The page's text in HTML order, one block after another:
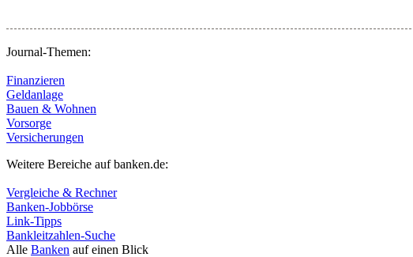
Journal-Themen:
Finanzieren
Geldanlage
Bauen & Wohnen
Vorsorge
Versicherungen
Weitere Bereiche auf banken.de:
Vergleiche & Rechner
Banken-Jobbörse
Link-Tipps
Bankleitzahlen-Suche
Alle Banken auf einen Blick